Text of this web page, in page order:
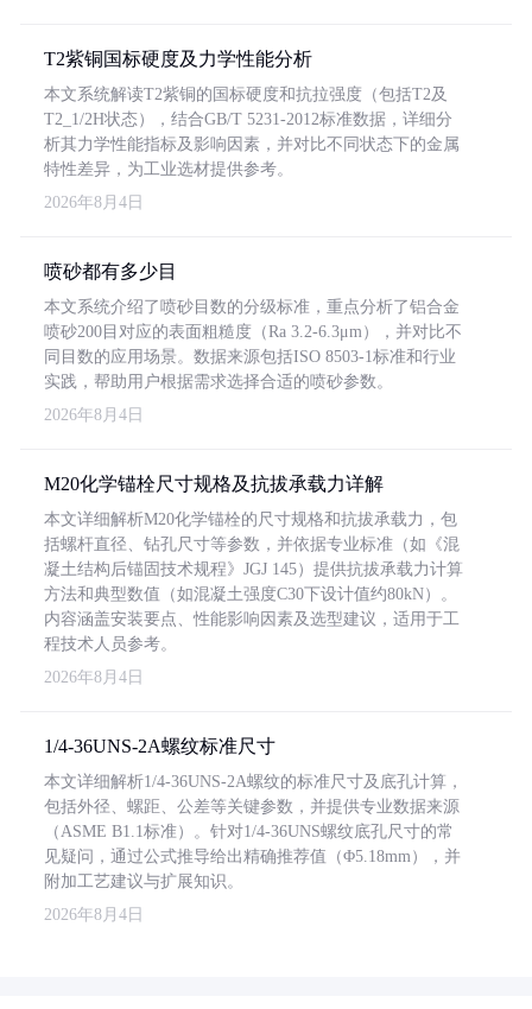
T2紫铜国标硬度及力学性能分析
本文系统解读T2紫铜的国标硬度和抗拉强度（包括T2及
T2_1/2H状态），结合GB/T 5231-2012标准数据，详细分
析其力学性能指标及影响因素，并对比不同状态下的金属
特性差异，为工业选材提供参考。
2026年8月4日
喷砂都有多少目
本文系统介绍了喷砂目数的分级标准，重点分析了铝合金
喷砂200目对应的表面粗糙度（Ra 3.2-6.3μm），并对比不
同目数的应用场景。数据来源包括ISO 8503-1标准和行业
实践，帮助用户根据需求选择合适的喷砂参数。
2026年8月4日
M20化学锚栓尺寸规格及抗拔承载力详解
本文详细解析M20化学锚栓的尺寸规格和抗拔承载力，包
括螺杆直径、钻孔尺寸等参数，并依据专业标准（如《混
凝土结构后锚固技术规程》JGJ 145）提供抗拔承载力计算
方法和典型数值（如混凝土强度C30下设计值约80kN）。
内容涵盖安装要点、性能影响因素及选型建议，适用于工
程技术人员参考。
2026年8月4日
1/4-36UNS-2A螺纹标准尺寸
本文详细解析1/4-36UNS-2A螺纹的标准尺寸及底孔计算，
包括外径、螺距、公差等关键参数，并提供专业数据来源
（ASME B1.1标准）。针对1/4-36UNS螺纹底孔尺寸的常
见疑问，通过公式推导给出精确推荐值（Φ5.18mm），并
附加工艺建议与扩展知识。
2026年8月4日